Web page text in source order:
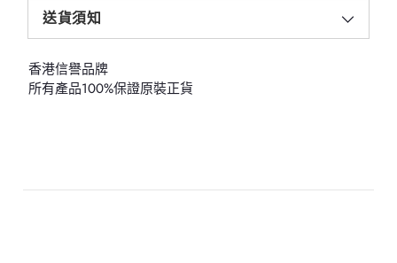
送貨須知
香港信譽品牌
所有產品100%保證原裝正貨